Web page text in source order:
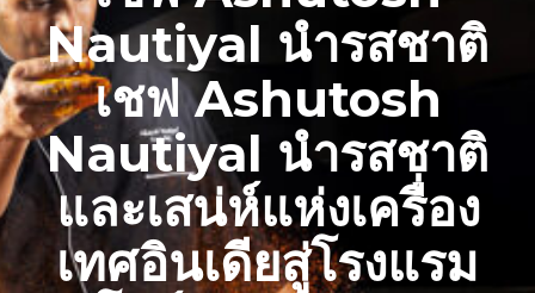
Nautiyal นำรสชาติ
เชฟ Ashutosh
Nautiyal นำรสชาติ
และเสน่ห์แห่งเครื่อง
เทศอินเดียสู่โรงแรม